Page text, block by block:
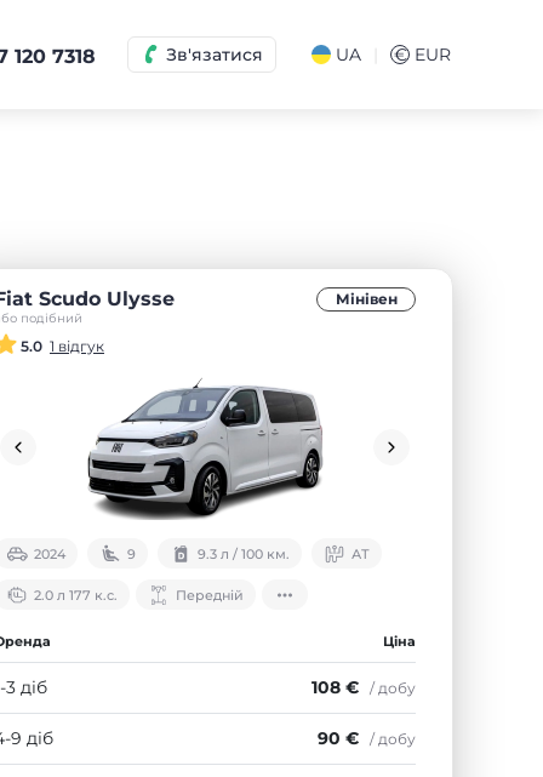
120 7318 Зв'язатися UA € EUR
Scudo Ulysse
подібний
Мінівен
5.0 1 відгук
2024 9 9.3 л / 100 км. АТ
2.0 л 177 к.с. Передній
Ціна
3 діб 108 € / добу
9 діб 90 € / добу